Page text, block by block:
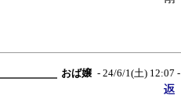
おば嬢 - 24/6/1(土) 12:07 -